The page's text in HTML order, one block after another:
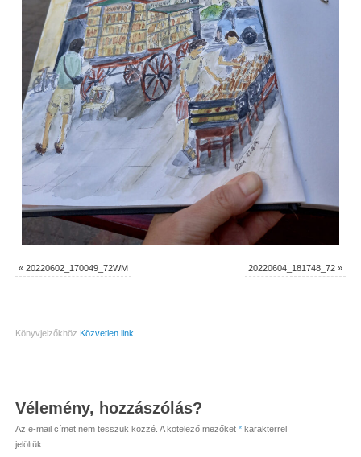
« 20220602_170049_72WM 20220604_181748_72 »
Könyvjelzőkhöz Közvetlen link
Vélemény, hozzászólás?
Az e-mail címet nem tesszük közzé. A kötelező mezőket *karakterrel
jelöltük